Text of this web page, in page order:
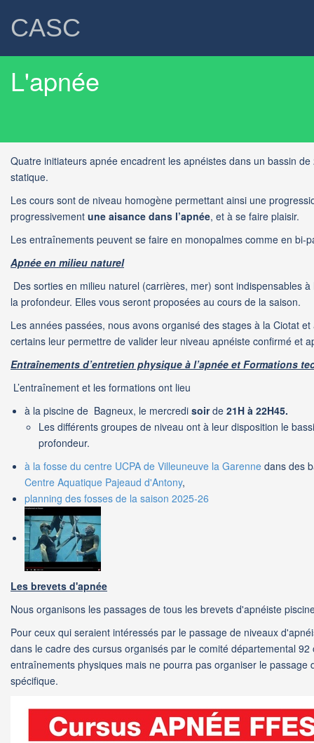
CASC
L'apnée
Quatre initiateurs apnée encadrent les apnéistes dans un bassin
statique.
Les cours sont de niveau homogène permettant ainsi une
progressivement une aisance dans l’apnée, et à se faire plaisir.
Les entraînements peuvent se faire en monopalmes comme en bi-
Apnée en milieu naturel
Des sorties en milieu naturel (carrières, mer) sont indispensables
la profondeur. Elles vous seront proposées au cours de la saison.
Les années passées, nous avons organisé des stages à la Ciotat
certains leur permettre de valider leur niveau apnéiste confirmé et
Entraînements d’entretien physique à l’apnée et Formations
L’entraînement et les formations ont lieu
à la piscine de Bagneux, le mercredi soirde 21H à 22H45.
Les différents groupes de niveau ont à leur disposition le
profondeur.
à la fosse du centre UCPA de Villeuneuve la Garenne dans des
Centre Aquatique Pajeaud d'Antony,
planning des fosses de la saison 2025-26
Les brevets d'apnée
Nous organisons les passages de tous les brevets d'apnéiste
Pour ceux qui seraient intéressés par le passage de niveaux
dans le cadre des cursus organisés par le comité départemental
entraînements physiques mais ne pourra pas organiser le
spécifique.